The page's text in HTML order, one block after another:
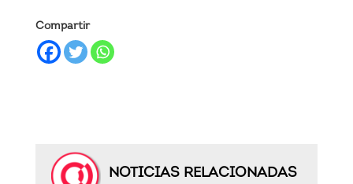
Compartir
NOTICIAS RELACIONADAS